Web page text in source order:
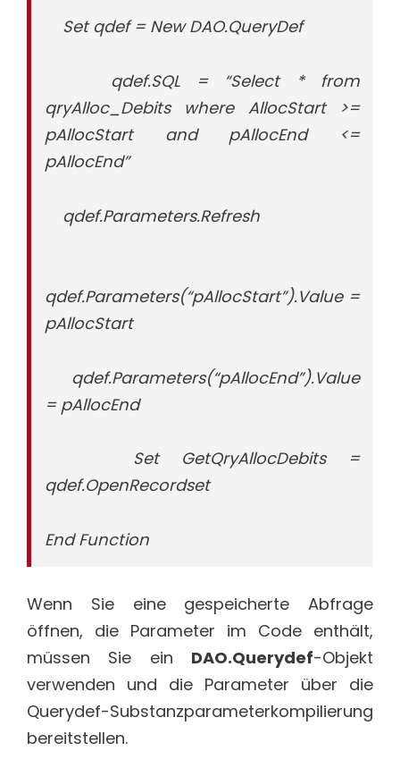
Set qdef = New DAO.QueryDef
qdef.SQL = “Select * from
qryAlloc_Debits where AllocStart >=
pAllocStart and pAllocEnd <=
pAllocEnd”
qdef.Parameters.Refresh
qdef.Parameters(“pAllocStart”).Value =
pAllocStart
qdef.Parameters(“pAllocEnd”).Value
= pAllocEnd
Set GetQryAllocDebits =
qdef.OpenRecordset
End Function
Wenn Sie eine gespeicherte Abfrage
öffnen, die Parameter im Code enthält,
müssen Sie ein DAO.Querydef-Objekt
verwenden und die Parameter über die
Querydef-Substanzparameterkompilierung
bereitstellen.